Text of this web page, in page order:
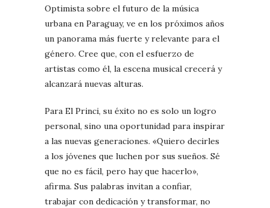
Optimista sobre el futuro de la música
urbana en Paraguay, ve en los próximos años
un panorama más fuerte y relevante para el
género. Cree que, con el esfuerzo de
artistas como él, la escena musical crecerá y
alcanzará nuevas alturas.
Para El Princi, su éxito no es solo un logro
personal, sino una oportunidad para inspirar
a las nuevas generaciones. «Quiero decirles
a los jóvenes que luchen por sus sueños. Sé
que no es fácil, pero hay que hacerlo»,
afirma. Sus palabras invitan a confiar,
trabajar con dedicación y transformar, no